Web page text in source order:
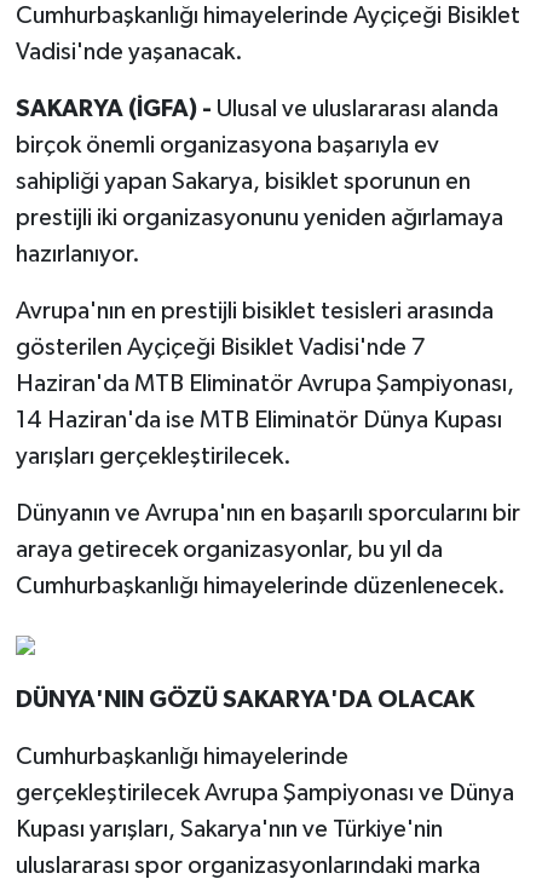
Cumhurbaşkanlığı himayelerinde Ayçiçeği Bisiklet
Vadisi'nde yaşanacak.
SAKARYA (İGFA) - Ulusal ve uluslararası alanda
birçok önemli organizasyona başarıyla ev
sahipliği yapan Sakarya, bisiklet sporunun en
prestijli iki organizasyonunu yeniden ağırlamaya
hazırlanıyor.
Avrupa'nın en prestijli bisiklet tesisleri arasında
gösterilen Ayçiçeği Bisiklet Vadisi'nde 7
Haziran'da MTB Eliminatör Avrupa Şampiyonası,
14 Haziran'da ise MTB Eliminatör Dünya Kupası
yarışları gerçekleştirilecek.
Dünyanın ve Avrupa'nın en başarılı sporcularını bir
araya getirecek organizasyonlar, bu yıl da
Cumhurbaşkanlığı himayelerinde düzenlenecek.
DÜNYA'NIN GÖZÜ SAKARYA'DA OLACAK
Cumhurbaşkanlığı himayelerinde
gerçekleştirilecek Avrupa Şampiyonası ve Dünya
Kupası yarışları, Sakarya'nın ve Türkiye'nin
uluslararası spor organizasyonlarındaki marka